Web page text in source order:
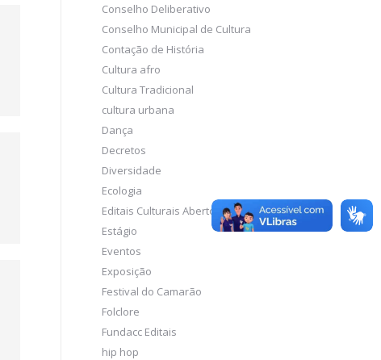
Conselho Deliberativo
Conselho Municipal de Cultura
Contação de História
Cultura afro
Cultura Tradicional
cultura urbana
Dança
Decretos
Diversidade
Ecologia
Editais Culturais Abertos
Estágio
Eventos
Exposição
Festival do Camarão
Folclore
Fundacc Editais
hip hop